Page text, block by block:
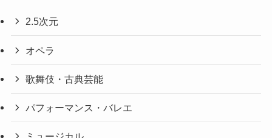
2.5次元
オペラ
歌舞伎・古典芸能
パフォーマンス・バレエ